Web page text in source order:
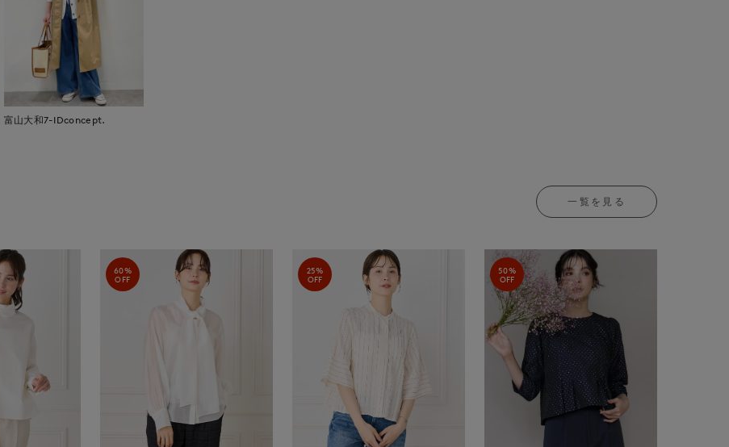
富山大和7-IDconcept.
一覧を見る
60%
OFF
25%
OFF
50%
OFF